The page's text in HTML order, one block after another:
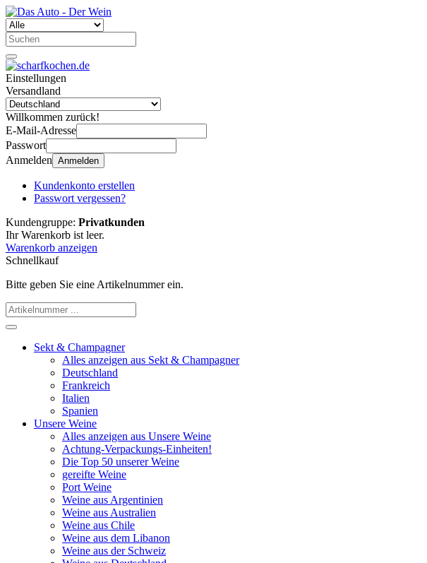
Einstellungen
Versandland
Willkommen zurück!
E-Mail-Adresse
Passwort
Anmelden Anmelden
Kundenkonto erstellen
Passwort vergessen?
Kundengruppe: Privatkunden
Ihr Warenkorb ist leer.
Warenkorb anzeigen
Schnellkauf
Bitte geben Sie eine Artikelnummer ein.
Sekt & Champagner
Alles anzeigen aus Sekt & Champagner
Deutschland
Frankreich
Italien
Spanien
Unsere Weine
Alles anzeigen aus Unsere Weine
Achtung-Verpackungs-Einheiten!
Die Top 50 unserer Weine
gereifte Weine
Port Weine
Weine aus Argentinien
Weine aus Australien
Weine aus Chile
Weine aus dem Libanon
Weine aus der Schweiz